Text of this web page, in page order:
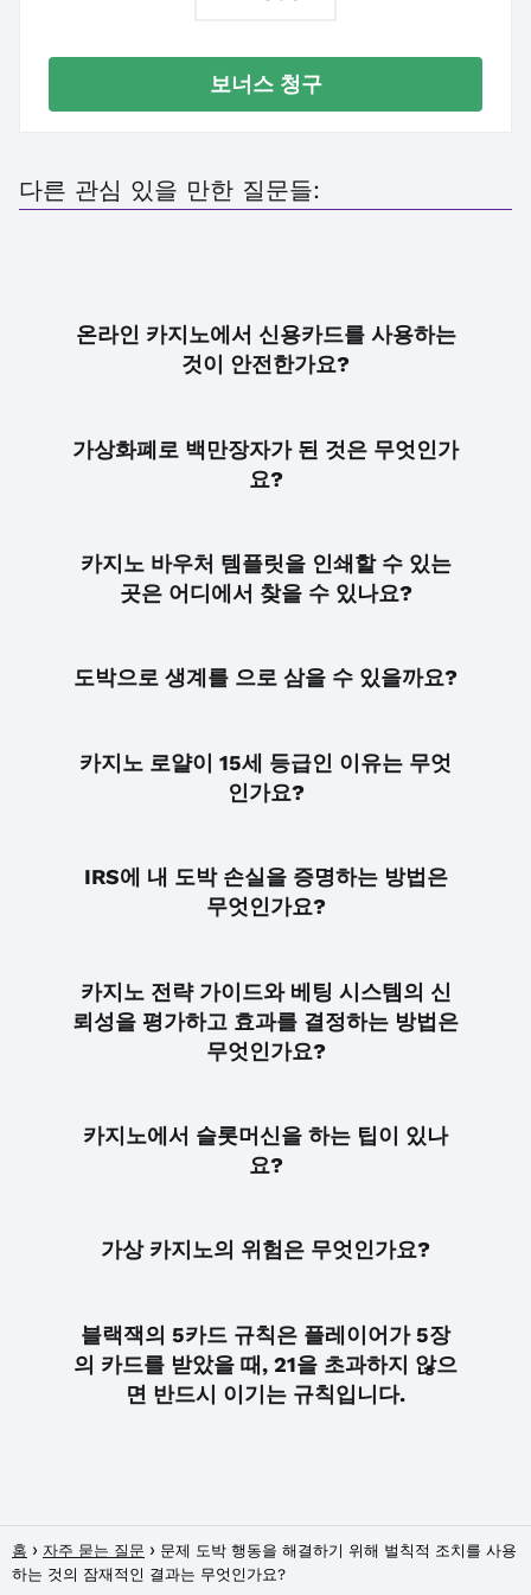
보너스 청구
다른 관심 있을 만한 질문들:
온라인 카지노에서 신용카드를 사용하는
것이 안전한가요?
가상화폐로 백만장자가 된 것은 무엇인가
요?
카지노 바우처 템플릿을 인쇄할 수 있는
곳은 어디에서 찾을 수 있나요?
도박으로 생계를 으로 삼을 수 있을까요?
카지노 로얄이 15세 등급인 이유는 무엇
인가요?
IRS에 내 도박 손실을 증명하는 방법은
무엇인가요?
카지노 전략 가이드와 베팅 시스템의 신
뢰성을 평가하고 효과를 결정하는 방법은
무엇인가요?
카지노에서 슬롯머신을 하는 팁이 있나
요?
가상 카지노의 위험은 무엇인가요?
블랙잭의 5카드 규칙은 플레이어가 5장
의 카드를 받았을 때, 21을 초과하지 않으
면 반드시 이기는 규칙입니다.
홈 자주 묻는 질문
문제 도박 행동을 해결하기 위해 벌칙적 조치를 사용
하는 것의 잠재적인 결과는 무엇인가요?